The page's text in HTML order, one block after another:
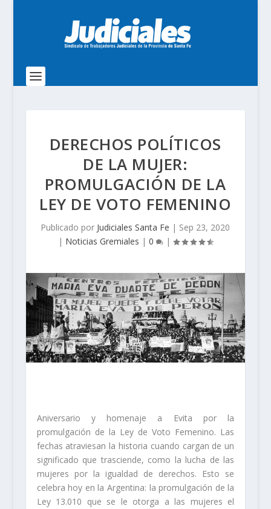
DERECHOS POLÍTICOS
DE LA MUJER:
PROMULGACIÓN DE LA
LEY DE VOTO FEMENINO
Publicado por Judiciales Santa Fe | Sep 23, 2020
| Noticias Gremiales | 0 |
Aniversario y homenaje a Evita por la
promulgación de la Ley de Voto Femenino. Las
fechas atraviesan la historia cuando cargan de un
significado que trasciende, como la lucha de las
mujeres por la igualdad de derechos. Esto se
celebra hoy en la Argentina: la promulgación de la
Ley 13.010 que se le otorga a las mujeres el